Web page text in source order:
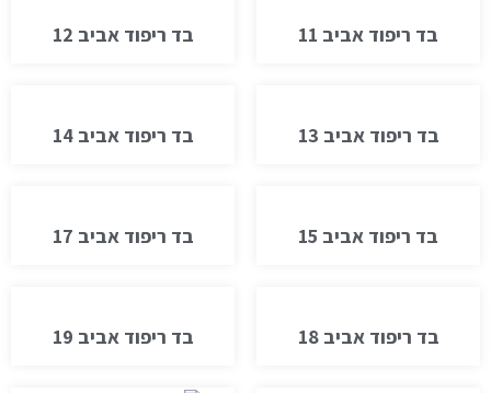
בד ריפוד אביב 11 בד ריפוד אביב 12
בד ריפוד אביב 13 בד ריפוד אביב 14
בד ריפוד אביב 15 בד ריפוד אביב 17
בד ריפוד אביב 18 בד ריפוד אביב 19